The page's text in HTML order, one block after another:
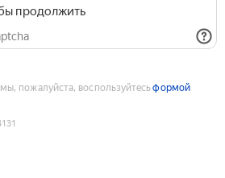
продолжить
пожалуйста, воспользуйтесьформой